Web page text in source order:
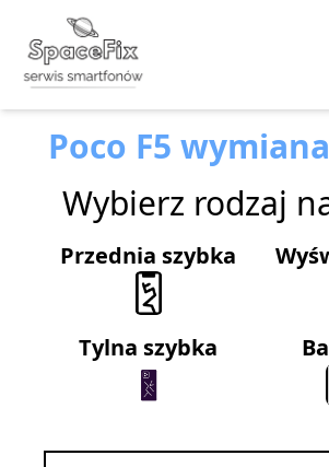
Poco F5
Wybierz rodzaj
Przednia szybka
Tylna szybka